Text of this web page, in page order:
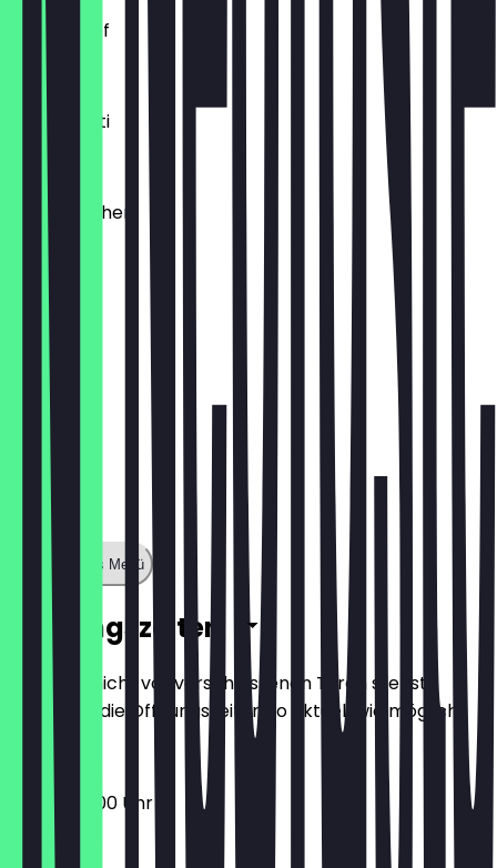
Laugenzopf
1,20 €
Dinkelkrusti
1,10 €
Käsebrötchen
1,60 €
Zeige ganzes Menü
Öffnungszeiten
Damit du nicht vor verschlossenen Türen stehst,
halten wir die Öffnungszeiten so aktuell wie möglich.
06:00 - 18:00 Uhr